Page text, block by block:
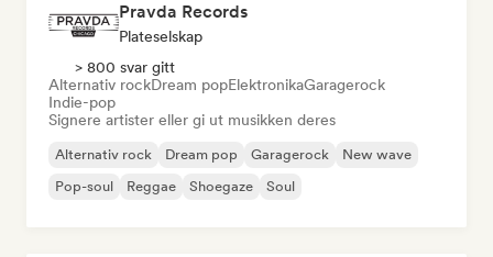
Pravda Records
Plateselskap
> 800 svar gitt
Alternativ rockDream popElektronikaGaragerock
Indie-pop
Signere artister eller gi ut musikken deres
Alternativ rock Dream pop Garagerock
New wave
Pop-soul
Reggae Shoegaze Soul